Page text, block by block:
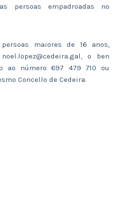
persoas empadroadas no
maiores de 16 anos,
o ben
ao número 697 479 710 ou
Concello de Cedeira.